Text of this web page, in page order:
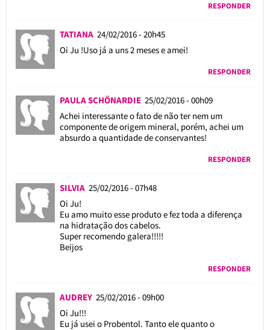
RESPONDER
TATIANA 24/02/2016 - 20h45
Oi Ju !Uso já a uns 2 meses e amei!
RESPONDER
PAULA SCHÖNARDIE 25/02/2016 - 00h09
Achei interessante o fato de não ter nem um
componente de origem mineral, porém, achei um
absurdo a quantidade de conservantes!
RESPONDER
SILVIA 25/02/2016 - 07h48
Oi Ju!
Eu amo muito esse produto e fez toda a diferença
na hidratação dos cabelos.
Super recomendo galera!!!!!
Beijos
RESPONDER
AUDREY 25/02/2016 - 09h00
Oi Ju!!!
Eu já usei o Probentol. Tanto ele quanto o